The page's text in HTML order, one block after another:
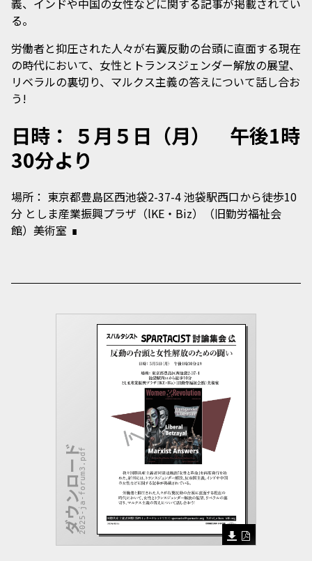
義、インドや中国の女性などに関する記事が掲載されてい
る。
労働者と抑圧された人々が右翼反動の台頭に直面する現在
の時代において、女性とトランスジェンダー解放の展望、
リベラルの裏切り、マルクス主義の答えについて話し合お
う!
日時： ５月５日（月） 午後1時
30分より
場所： 東京都豊島区西池袋2-37-4 池袋駅西口から徒歩10
分 としま産業振興プラザ（lKE・Biz）（旧勤労福祉会
館）美術室
ダウンロード2025-ja-forum3.pdf